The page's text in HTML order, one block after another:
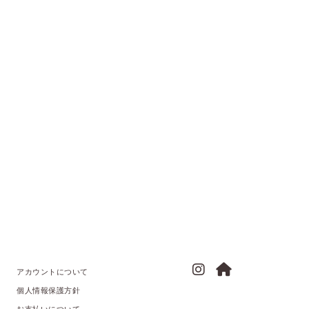
アカウントについて
個人情報保護方針